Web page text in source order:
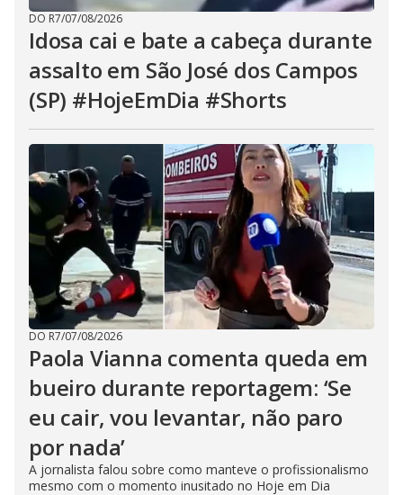
DO R7/07/08/2026
Idosa cai e bate a cabeça durante
assalto em São José dos Campos
(SP) #HojeEmDia #Shorts
DO R7/07/08/2026
Paola Vianna comenta queda em
bueiro durante reportagem: ‘Se
eu cair, vou levantar, não paro
por nada’
A jornalista falou sobre como manteve o profissionalismo
mesmo com o momento inusitado no Hoje em Dia